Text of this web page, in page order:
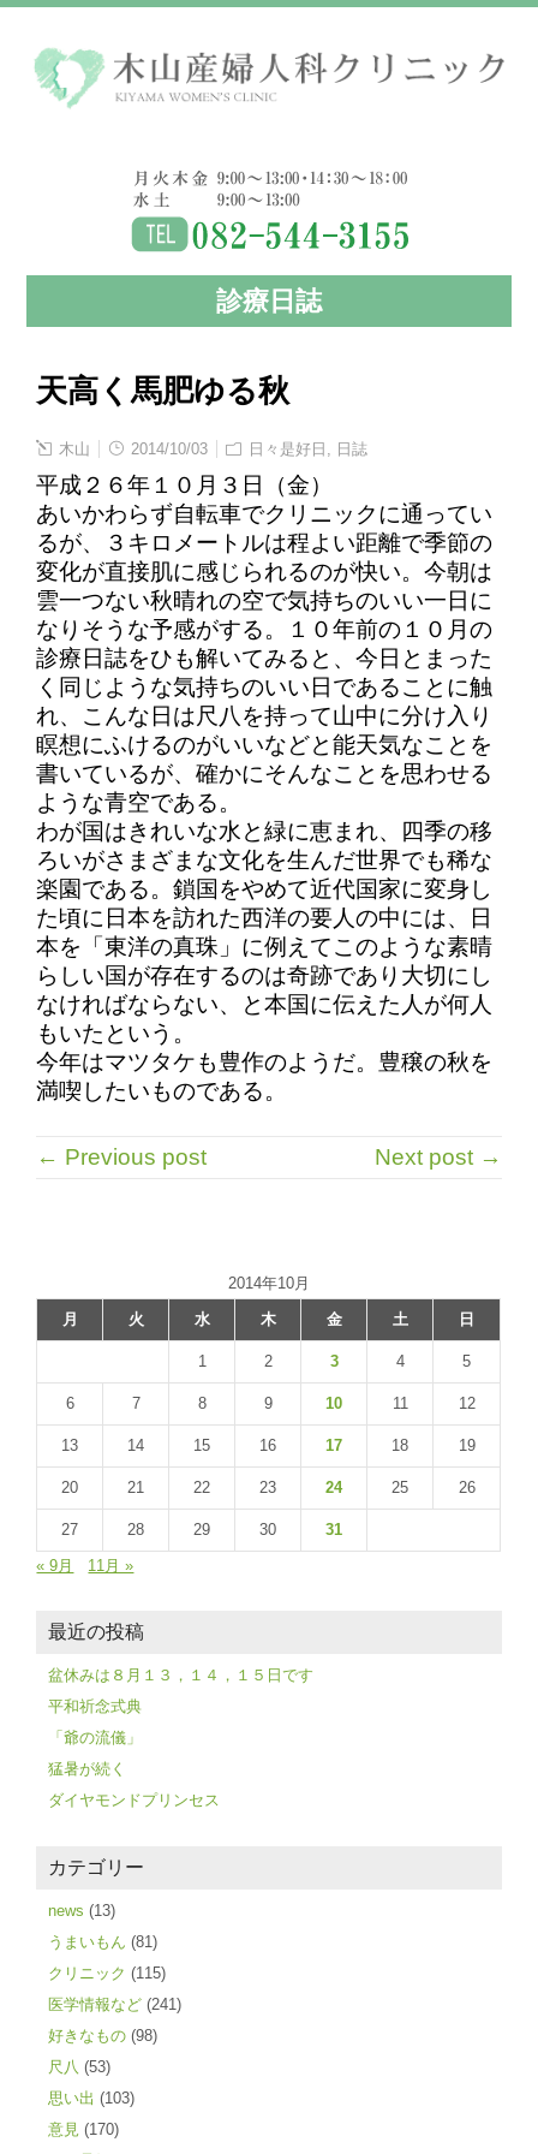
診療日誌
天高く馬肥ゆる秋
木山 2014/10/03 日々是好日 日誌
平成２６年１０月３日（金）
あいかわらず自転車でクリニックに通ってい
るが、３キロメートルは程よい距離で季節の
変化が直接肌に感じられるのが快い。今朝は
雲一つない秋晴れの空で気持ちのいい一日に
なりそうな予感がする。１０年前の１０月の
診療日誌をひも解いてみると、今日とまった
く同じような気持ちのいい日であることに触
れ、こんな日は尺八を持って山中に分け入り
瞑想にふけるのがいいなどと能天気なことを
書いているが、確かにそんなことを思わせる
ような青空である。
わが国はきれいな水と緑に恵まれ、四季の移
ろいがさまざまな文化を生んだ世界でも稀な
楽園である。鎖国をやめて近代国家に変身し
た頃に日本を訪れた西洋の要人の中には、日
本を「東洋の真珠」に例えてこのような素晴
らしい国が存在するのは奇跡であり大切にし
なければならない、と本国に伝えた人が何人
もいたという。
今年はマツタケも豊作のようだ。豊穣の秋を
満喫したいものである。
← Previous post Next post →
2014年10月
月
火 水 木 金 土 日
1 2 3 4 5
6 7 8 9 10 11 12
13 14 15 16 17 18 19
20 21 22 23 24 25 26
27 28 29 30
31
« 9月
11月 »
最近の投稿
盆休みは８月１３，１４，１５日です
平和祈念式典
「爺の流儀」
猛暑が続く
ダイヤモンドプリンセス
カテゴリー
news (13)
うまいもん (81)
クリニック (115)
医学情報など (241)
好きなもの (98)
尺八 (53)
思い出 (103)
意見 (170)